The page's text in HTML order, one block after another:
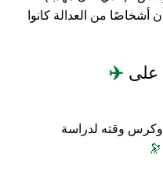
أشخاصًا من العدالة كانوا
على ✈️
وكرس وقته لدراسة
🔭